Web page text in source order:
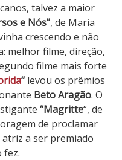
talvez a maior
e Nós”, de Maria
crescendo e não
melhor filme, direção,
filme mais forte
“ levou os prêmios
Beto Aragão. O
“Magritte“, de
de proclamar
a ser premiado
fez.